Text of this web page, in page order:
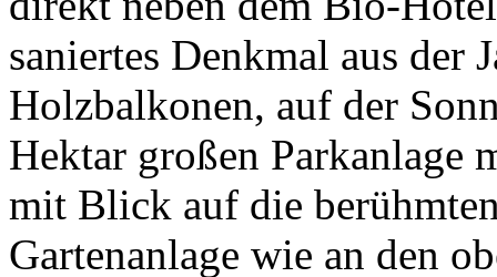
saniertes Denkmal aus der
Holzbalkonen, auf der
Hektar großen Parkanlage
mit Blick auf die
Gartenanlage wie an den